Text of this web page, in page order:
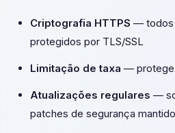
Criptografia HTTPS — todos
protegidos por TLS/SSL
Limitação de taxa — protege
Atualizações regulares —
patches de segurança